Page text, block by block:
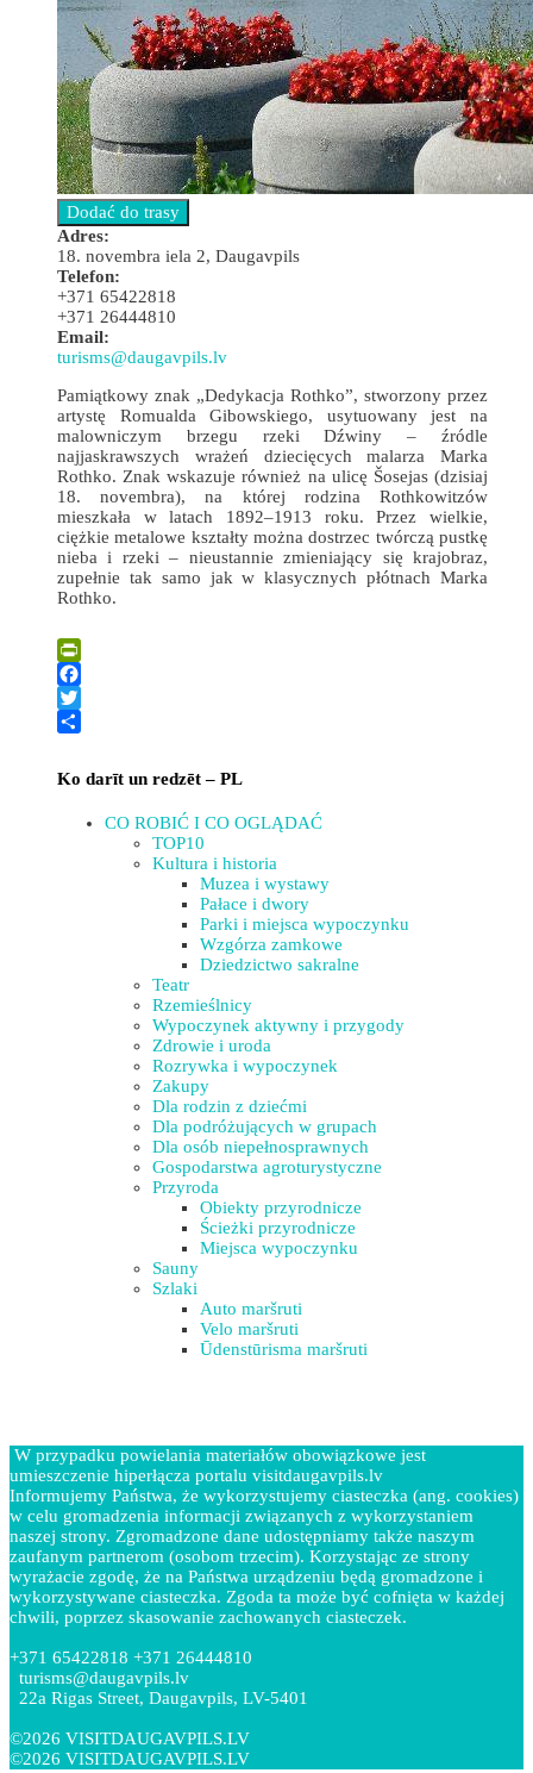
Adres:
18. novembra iela 2, Daugavpils
Telefon:
+371 65422818
+371 26444810
Email:
turisms@daugavpils.lv
Pamiątkowy znak „Dedykacja Rothko”, stworzony przez
artystę Romualda Gibowskiego, usytuowany jest na
malowniczym brzegu rzeki Dźwiny – źródle
najjaskrawszych wrażeń dziecięcych malarza Marka
Rothko. Znak wskazuje również na ulicę Šosejas (dzisiaj
18. novembra), na której rodzina Rothkowitzów
mieszkała w latach 1892–1913 roku. Przez wielkie,
ciężkie metalowe kształty można dostrzec twórczą pustkę
nieba i rzeki – nieustannie zmieniający się krajobraz,
zupełnie tak samo jak w klasycznych płótnach Marka
Rothko.
PrintFriendly
Facebook
Twitter
Ko darīt un redzēt – PL
CO ROBIĆ I CO OGLĄDAĆ
TOP10
Kultura i historia
Muzea i wystawy
Pałace i dwory
Parki i miejsca wypoczynku
Wzgórza zamkowe
Dziedzictwo sakralne
Teatr
Rzemieślnicy
Wypoczynek aktywny i przygody
Zdrowie i uroda
Rozrywka i wypoczynek
Zakupy
Dla rodzin z dziećmi
Dla podróżujących w grupach
Dla osób niepełnosprawnych
Gospodarstwa agroturystyczne
Przyroda
Obiekty przyrodnicze
Ścieżki przyrodnicze
Miejsca wypoczynku
Sauny
Szlaki
Auto maršruti
Velo maršruti
Ūdenstūrisma maršruti
W przypadku powielania materiałów obowiązkowe jest
umieszczenie hiperłącza portalu visitdaugavpils.lv
Informujemy Państwa, że wykorzystujemy ciasteczka (ang. cookies)
w celu gromadzenia informacji związanych z wykorzystaniem
naszej strony. Zgromadzone dane udostępniamy także naszym
zaufanym partnerom (osobom trzecim). Korzystając ze strony
wyrażacie zgodę, że na Państwa urządzeniu będą gromadzone i
wykorzystywane ciasteczka. Zgoda ta może być cofnięta w każdej
chwili, poprzez skasowanie zachowanych ciasteczek.
+371 65422818 +371 26444810
turisms@daugavpils.lv
22a Rigas Street, Daugavpils, LV-5401
©2026 VISITDAUGAVPILS.LV
©2026 VISITDAUGAVPILS.LV